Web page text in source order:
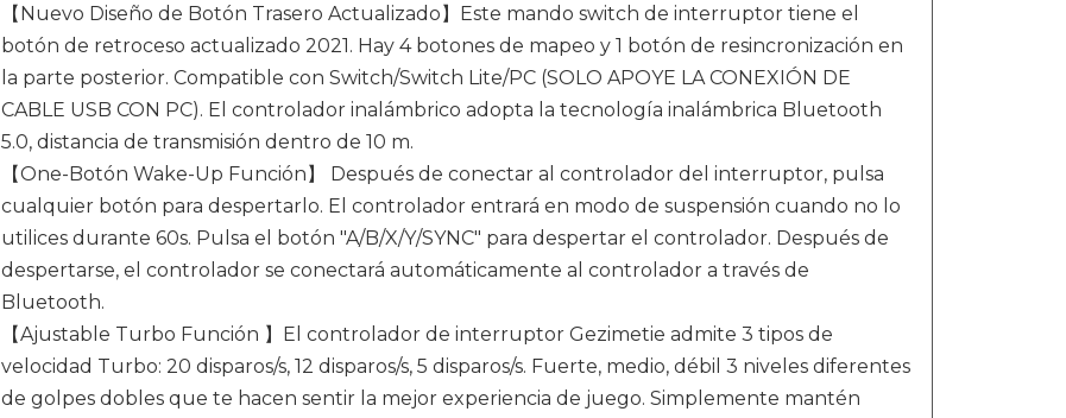
【Nuevo Diseño de Botón Trasero Actualizado】Este mando switch de interruptor tiene el
botón de retroceso actualizado 2021. Hay 4 botones de mapeo y 1 botón de resincronización en
la parte posterior. Compatible con Switch/Switch Lite/PC (SOLO APOYE LA CONEXIÓN DE
CABLE USB CON PC). El controlador inalámbrico adopta la tecnología inalámbrica Bluetooth
5.0, distancia de transmisión dentro de 10 m.
【One-Botón Wake-Up Función】 Después de conectar al controlador del interruptor, pulsa
cualquier botón para despertarlo. El controlador entrará en modo de suspensión cuando no lo
utilices durante 60s. Pulsa el botón "A/B/X/Y/SYNC" para despertar el controlador. Después de
despertarse, el controlador se conectará automáticamente al controlador a través de
Bluetooth.
【Ajustable Turbo Función 】El controlador de interruptor Gezimetie admite 3 tipos de
velocidad Turbo: 20 disparos/s, 12 disparos/s, 5 disparos/s. Fuerte, medio, débil 3 niveles diferentes
de golpes dobles que te hacen sentir la mejor experiencia de juego. Simplemente mantén